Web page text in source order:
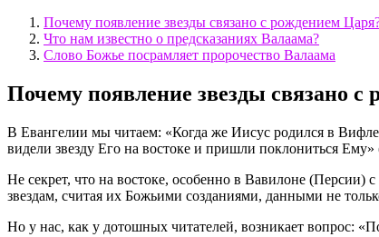
Почему появление звезды связано с рождением
Что нам известно о предсказаниях Валаама?
Слово Божье посрамляет пророчество Валаама
Почему появление звезды связано с
В Евангелии мы читаем: «Когда же Иисус родился в
видели звезду Его на востоке и пришли поклониться
Не секрет, что на востоке, особенно в Вавилоне (Персии)
звездам, считая их Божьими созданиями, данными не
Но у нас, как у дотошных читателей, возникает вопрос: